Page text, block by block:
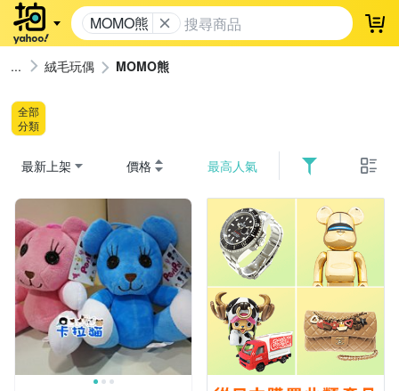
MOMO熊 登
絨毛玩偶 MOMO熊
全部
分類
最新上架 價格 最高人氣